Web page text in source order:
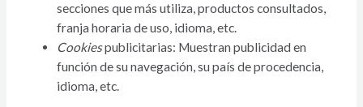
secciones que más utiliza, productos consultados,
franja horaria de uso, idioma, etc.
Cookiespublicitarias: Muestran publicidad en
función de su navegación, su país de procedencia,
idioma, etc.